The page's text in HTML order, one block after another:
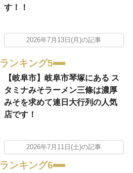
す！！
2026年7月13日(月)の記事
ランキング5
【岐阜市】岐阜市琴塚にある ス
タミナみそラーメン三條は濃厚
みそを求めて連日大行列の人気
店です！
2026年7月11日(土)の記事
ランキング6